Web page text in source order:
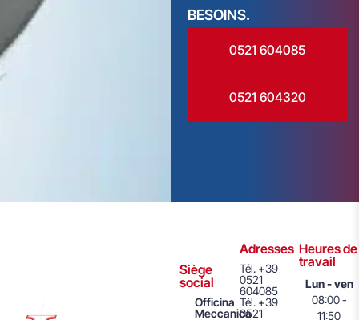
BESOINS.
0521 604085
0521 604320
Siège
social
Officina
Meccanica
Adresses
Tél. +39
0521
604085
Tél. +39
0521
Heures de
travail
Lun - ven
08:00 -
11:50